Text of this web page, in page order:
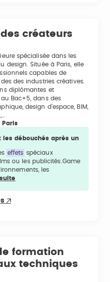
créateurs
spécialisée dans les
design. Située à Paris, elle
capables de
des industries créatives.
diplômantes et
Bac+5, dans des
design d’espace, BIM,
Paris
débouchés après un
effets spéciaux
ou les publicités.Game
les
formation
techniques